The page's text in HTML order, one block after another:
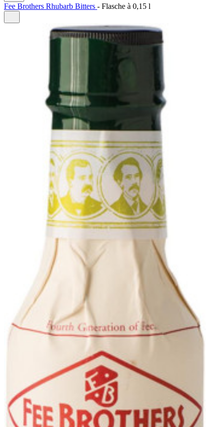
Fee Brothers Rhubarb Bitters - Flasche à 0,15 l